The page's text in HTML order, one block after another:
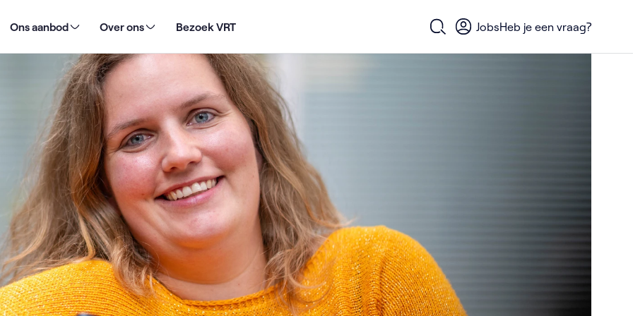
Ons aanbod Over ons Bezoek VRT
Open zoekformulier
JobsHeb je een vraag?
“Ik streef naar waarheidsgetrouwheid in Thuis”